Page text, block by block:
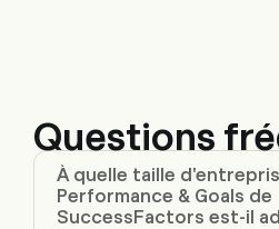
Questions
À quelle taille
Performance & Goals de
SuccessFactors est-il